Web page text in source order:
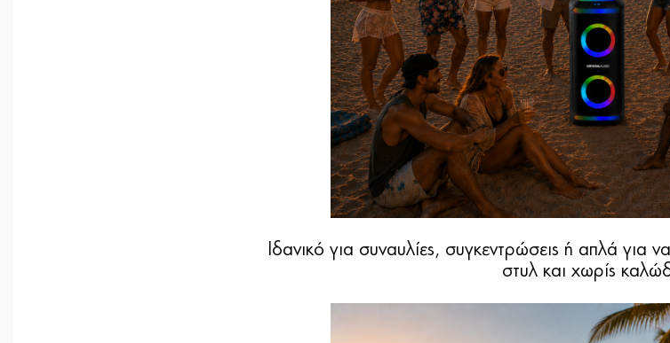
Ιδανικό για συναυλίες, συγκεντρώσεις ή απλά για
στυλ και χωρίς